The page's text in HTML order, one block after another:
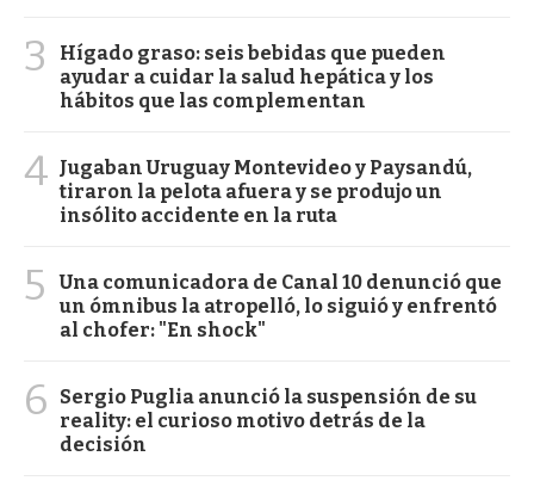
3
Hígado graso: seis bebidas que pueden
ayudar a cuidar la salud hepática y los
hábitos que las complementan
4 Jugaban Uruguay Montevideo y Paysandú,
tiraron la pelota afuera y se produjo un
insólito accidente en la ruta
5
Una comunicadora de Canal 10 denunció que
un ómnibus la atropelló, lo siguió y enfrentó
al chofer: "En shock"
6
Sergio Puglia anunció la suspensión de su
reality: el curioso motivo detrás de la
decisión